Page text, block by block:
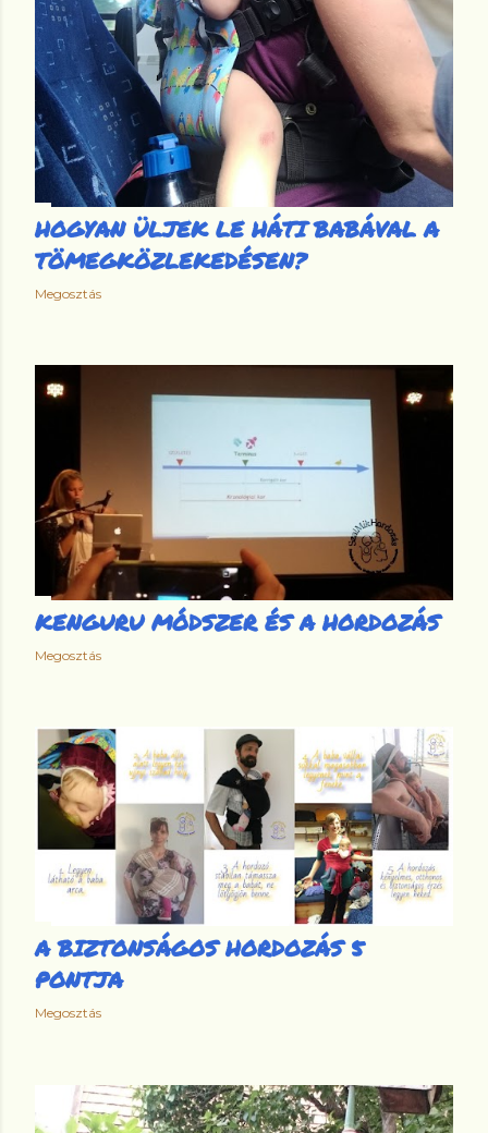
HOGYAN ÜLJEK LE HÁTI BABÁVAL A
TÖMEGKÖZLEKEDÉSEN?
Megosztás
KENGURU MÓDSZER ÉS A HORDOZÁS
Megosztás
A BIZTONSÁGOS HORDOZÁS 5
PONTJA
Megosztás